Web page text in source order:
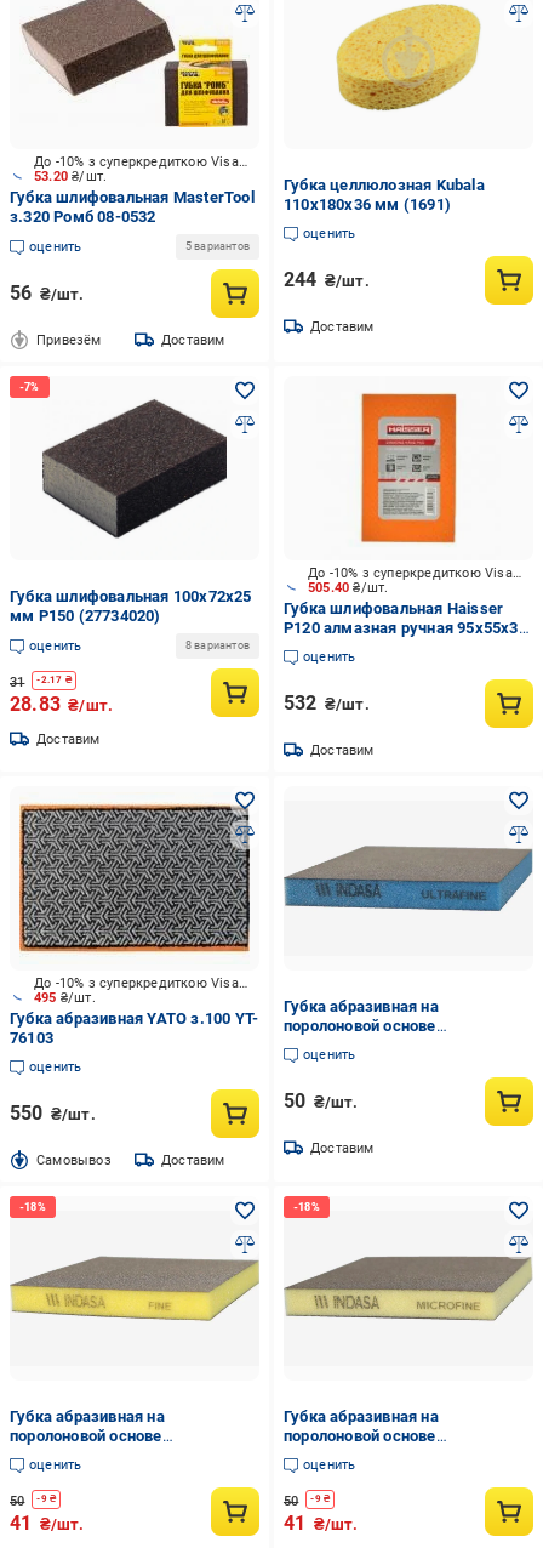
53.20₴/шт.
До -10% з суперкредиткою Visa Вигода
Губка шлифовальная MasterTool
з.320 Ромб 08-0532
оценить 5 вариантов
56 ₴/шт.
Привезём Доставим
Губка целлюлозная Kubala
110х180х36 мм (1691)
оценить
244 ₴/шт.
Доставим
Губка шлифовальная 100х72х25
мм P150 (27734020)
оценить 8 вариантов
31 -2.17 ₴
28.83 ₴/шт.
Доставим
505.40₴/шт.
До -10% з суперкредиткою Visa Вигода
Губка шлифовальная Haisser
P120 алмазная ручная 95x55x30
мм №120 4412542 132316
оценить
532 ₴/шт.
Доставим
495 ₴/шт.
До -10% з суперкредиткою Visa Вигода
Губка абразивная YATO з.100 YT-
76103
оценить
550 ₴/шт.
Cамовывоз Доставим
Губка абразивная на
поролоновой основе
двухсторонняя INDASA SPONGE
AUTO 98х120х13 мм Р800-1000
оценить
50 ₴/шт.
Доставим
Губка абразивная на
поролоновой основе
двухсторонняя INDASA SPONGE
AUTO 98х120х13 мм Р240-320
оценить
50 -9₴
41 ₴/шт.
Губка абразивная на
поролоновой основе
двухсторонняя INDASA SPONGE
AUTO 98х120х13 мм Р1200-1500
оценить
50 -9₴
41 ₴/шт.